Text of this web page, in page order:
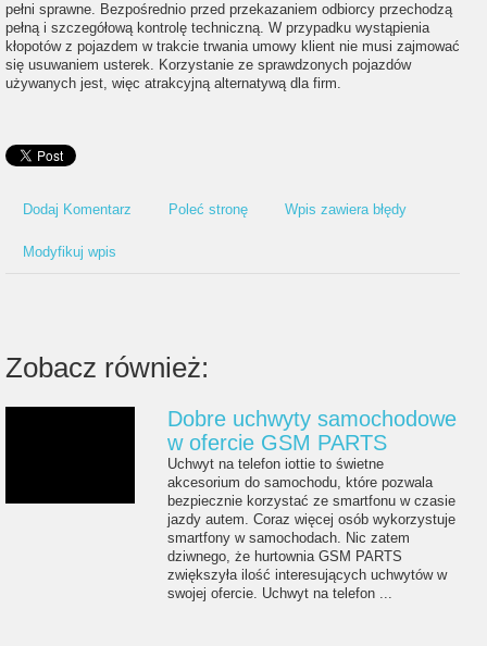
pełni sprawne. Bezpośrednio przed przekazaniem odbiorcy przechodzą
pełną i szczegółową kontrolę techniczną. W przypadku wystąpienia
kłopotów z pojazdem w trakcie trwania umowy klient nie musi zajmować
się usuwaniem usterek. Korzystanie ze sprawdzonych pojazdów
używanych jest, więc atrakcyjną alternatywą dla firm.
Dodaj Komentarz Poleć stronę Wpis zawiera błędy
Modyfikuj wpis
Zobacz również:
Dobre uchwyty samochodowe
w ofercie GSM PARTS
Uchwyt na telefon iottie to świetne
akcesorium do samochodu, które pozwala
bezpiecznie korzystać ze smartfonu w czasie
jazdy autem. Coraz więcej osób wykorzystuje
smartfony w samochodach. Nic zatem
dziwnego, że hurtownia GSM PARTS
zwiększyła ilość interesujących uchwytów w
swojej ofercie. Uchwyt na telefon ...